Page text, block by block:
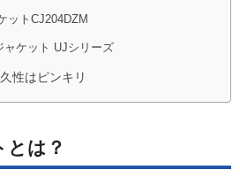
トCJ204DZM
ャケット UJシリーズ
性はピンキリ
とは？